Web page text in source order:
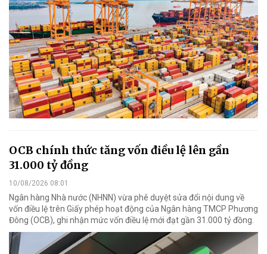
OCB chính thức tăng vốn điều lệ lên gần
31.000 tỷ đồng
10/08/2026 08:01
Ngân hàng Nhà nước (NHNN) vừa phê duyệt sửa đổi nội dung về
vốn điều lệ trên Giấy phép hoạt động của Ngân hàng TMCP Phương
Đông (OCB), ghi nhận mức vốn điều lệ mới đạt gần 31.000 tỷ đồng.